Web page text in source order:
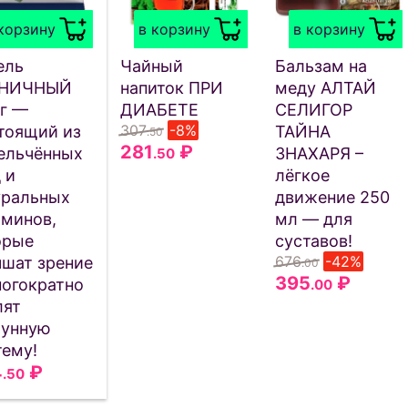
—
из
и
зрение
.50₽
в корзину
Чайный
напиток ПРИ
ДИАБЕТЕ
307.50 -8%
281.50₽
в корзину
Бальзам на
меду АЛТАЙ
СЕЛИГОР
ТАЙНА
ЗНАХАРЯ –
лёгкое
движение 250
мл — для
суставов!
676.00 -42%
395.00₽